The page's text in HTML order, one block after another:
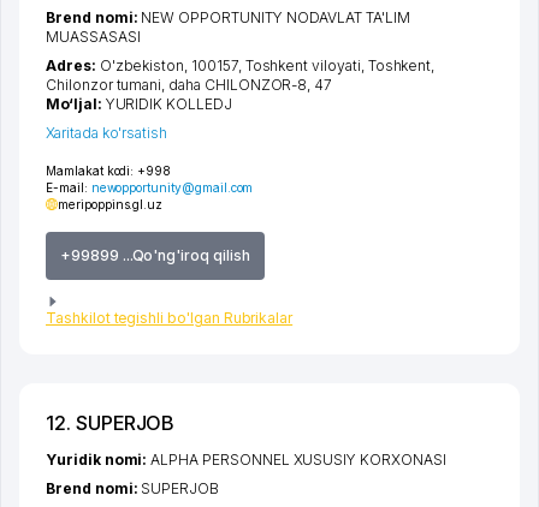
Mamlakat kodi: +998
E-mail: newopportunity@gmail.com
meripoppins.gl.uz
+99899 ...Qo'ng'iroq qilish
Tashkilot tegishli bo'lgan Rubrikalar
Brend nomi: NEW OPPORTUNITY NODAVLAT TA'LIM
MUASSASASI
Adres: O'zbekiston, 100157, Toshkent viloyati, Toshkent,
Chilonzor tumani, daha CHILONZOR-8, 47
Mo‘ljal: YURIDIK KOLLEDJ
Xaritada ko'rsatish
12. SUPERJOB
Yuridik nomi:ALPHA PERSONNEL XUSUSIY KORXONASI
Brend nomi: SUPERJOB